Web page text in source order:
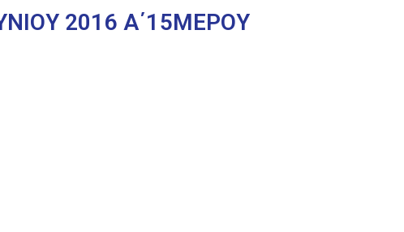
2016 Α΄15ΜΕΡΟΥ